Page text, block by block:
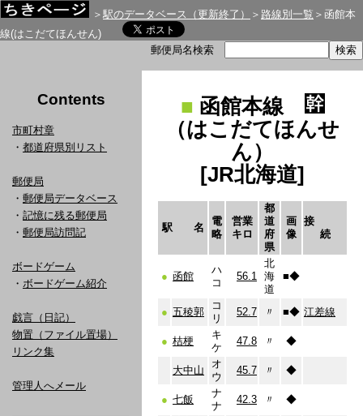
＞ 駅のデータベース（更新終了） ＞ 路線別一覧 ＞函館本
線(はこだてほんせん)
郵便局名検索
Contents
市町村章
・ 都道府県別リスト
郵便局
・ 郵便局データベース
・ 記憶に残る郵便局
・ 郵便局訪問記
ボードゲーム
・ ボードゲーム紹介
戯言（日記）
物置（ファイル置場）
リンク集
管理人へメール
■ 函館本線
（はこだてほんせ
ん）
[JR北海道]
駅 名
電
略
営業
キロ
都
道
府
県
画
像
接
続
● 函館
ハ
コ
56.1
北
海
道
■◆
● 五稜郭
コ
リ
52.7 〃 ■◆ 江差線
● 桔梗
キ
ケ
47.8 〃 ◆
大中山
オ
ウ
45.7 〃 ◆
● 七飯
ナ
ナ
42.3 〃
◆